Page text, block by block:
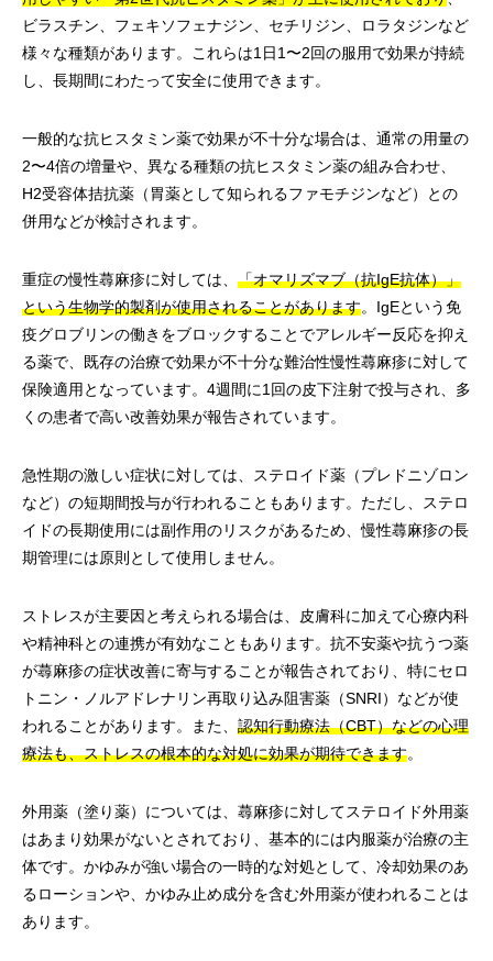
ビラスチン、フェキソフェナジン、セチリジン、ロラタジンなど
様々な種類があります。これらは1日1〜2回の服用で効果が持続
し、長期間にわたって安全に使用できます。
一般的な抗ヒスタミン薬で効果が不十分な場合は、通常の用量の
2〜4倍の増量や、異なる種類の抗ヒスタミン薬の組み合わせ、
H2受容体拮抗薬（胃薬として知られるファモチジンなど）との
併用などが検討されます。
重症の慢性蕁麻疹に対しては、 「オマリズマブ（抗IgE抗体）」
という生物学的製剤が使用されることがあります。IgEという免
疫グロブリンの働きをブロックすることでアレルギー反応を抑え
る薬で、既存の治療で効果が不十分な難治性慢性蕁麻疹に対して
保険適用となっています。4週間に1回の皮下注射で投与され、多
くの患者で高い改善効果が報告されています。
急性期の激しい症状に対しては、ステロイド薬（プレドニゾロン
など）の短期間投与が行われることもあります。ただし、ステロ
イドの長期使用には副作用のリスクがあるため、慢性蕁麻疹の長
期管理には原則として使用しません。
ストレスが主要因と考えられる場合は、皮膚科に加えて心療内科
や精神科との連携が有効なこともあります。抗不安薬や抗うつ薬
が蕁麻疹の症状改善に寄与することが報告されており、特にセロ
トニン・ノルアドレナリン再取り込み阻害薬（SNRI）などが使
われることがあります。また、 認知行動療法（CBT）などの心理
療法も、ストレスの根本的な対処に効果が期待できます。
外用薬（塗り薬）については、蕁麻疹に対してステロイド外用薬
はあまり効果がないとされており、基本的には内服薬が治療の主
体です。かゆみが強い場合の一時的な対処として、冷却効果のあ
るローションや、かゆみ止め成分を含む外用薬が使われることは
あります。